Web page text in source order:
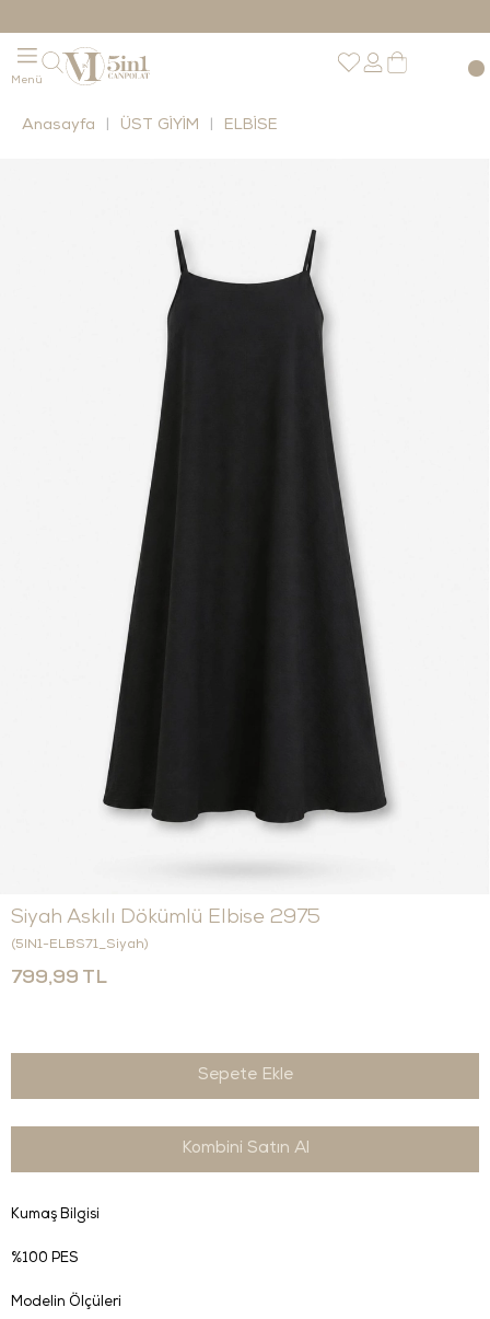
Anasayfa ÜST GİYİM ELBİSE
Siyah Askılı Dökümlü Elbise 2975
(5IN1-ELBS71_Siyah)
799,99 TL
Kombini Satın Al
Kumaş Bilgisi
%100 PES
Modelin Ölçüleri